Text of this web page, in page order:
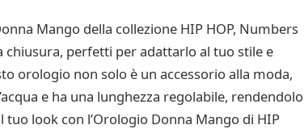
Mango della collezione HIP HOP, Numbers
perfetti per adattarlo al tuo stile e
orologio non solo è un accessorio alla moda,
e ha una lunghezza regolabile, rendendolo
look con l’Orologio Donna Mango di HIP